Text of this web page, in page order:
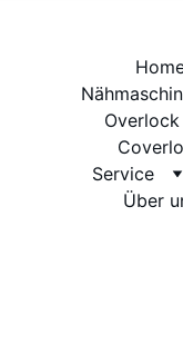
Overlock
Service
Über